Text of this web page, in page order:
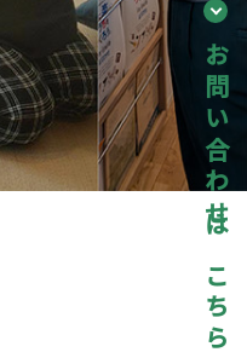
お問い合わせはこちら